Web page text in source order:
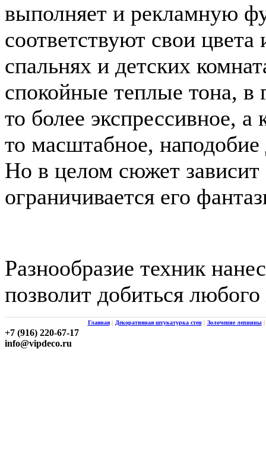
выполняет и рекламную
соответствуют свои
спальнях и детских
спокойные теплые тона,
то более экспрессивное, а
то масштабное,
Но в целом сюжет зависит
ограничивается его
Разнообразие техник
позволит добиться
Главная | Декоративная штукатурка стен | Золочение лепнины |
+7 (916) 220-67-17
info@vipdeco.ru